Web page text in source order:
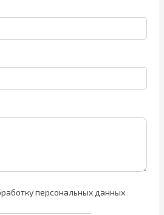
персональных данных